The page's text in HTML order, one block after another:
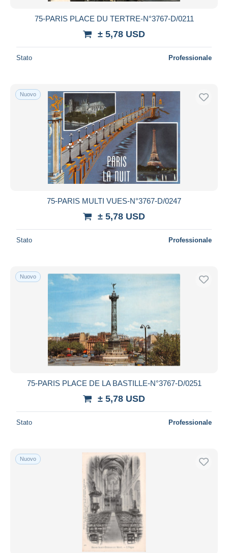
75-PARIS PLACE DU TERTRE-N°3767-D/0211
± 5,78 USD
Stato Professionale
Nuovo
75-PARIS MULTI VUES-N°3767-D/0247
± 5,78 USD
Stato Professionale
Nuovo
75-PARIS PLACE DE LA BASTILLE-N°3767-D/0251
± 5,78 USD
Stato Professionale
Nuovo